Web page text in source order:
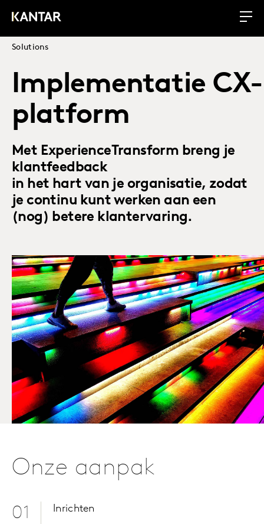
Solutions
Implementatie CX-
platform
Met ExperienceTransform breng je
klantfeedback
in het hart van je organisatie, zodat
je continu kunt werken aan een
(nog) betere klantervaring.
Onze aanpak
01 Inrichten